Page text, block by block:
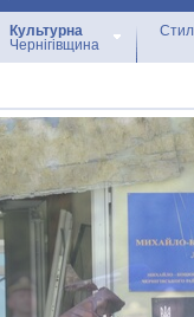
Культурна
Чернігівщина